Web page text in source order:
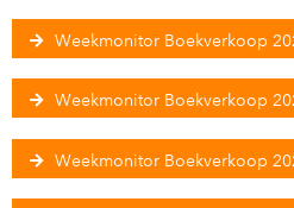
Weekmonitor Boekverkoop
Weekmonitor Boekverkoop
Weekmonitor Boekverkoop